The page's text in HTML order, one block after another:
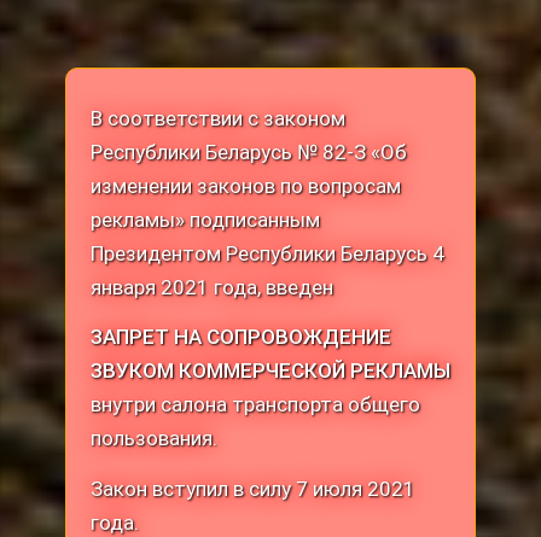
В соответствии с законом
Республики Беларусь № 82-З «Об
изменении законов по вопросам
рекламы» подписанным
Президентом Республики Беларусь 4
января 2021 года, введен
ЗАПРЕТ НА СОПРОВОЖДЕНИЕ
ЗВУКОМ КОММЕРЧЕСКОЙ РЕКЛАМЫ
внутри салона транспорта общего
пользования.
Закон вступил в силу 7 июля 2021
года.